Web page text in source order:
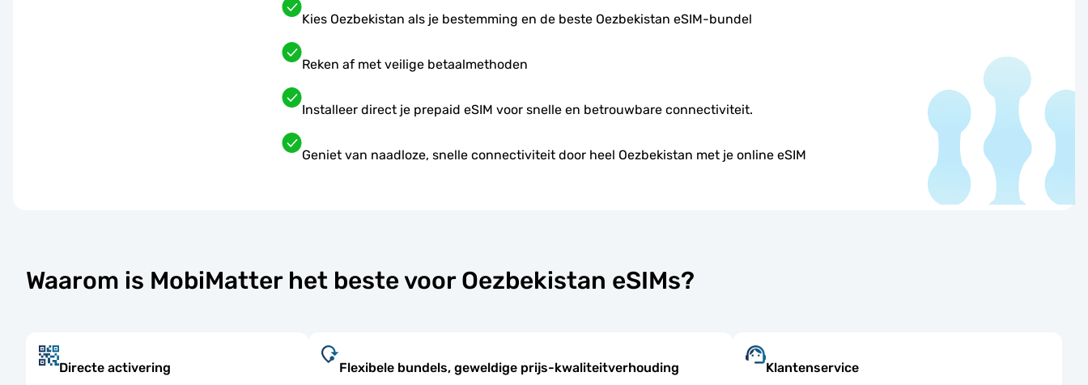
Kies Oezbekistan als je bestemming en de beste Oezbekistan eSIM-bundel
Reken af met veilige betaalmethoden
Installeer direct je prepaid eSIM voor snelle en betrouwbare connectiviteit.
Geniet van naadloze, snelle connectiviteit door heel Oezbekistan met je online eSIM
Waarom is MobiMatter het beste voor Oezbekistan eSIMs?
Directe activering Flexibele bundels, geweldige prijs-kwaliteitverhouding Klantenservice